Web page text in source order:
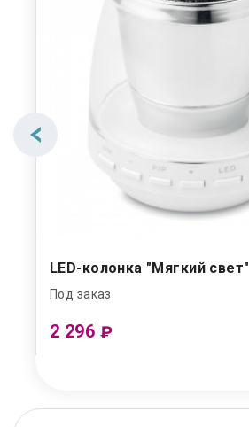
LED-колонка "Мягкий свет"
Под заказ
2 296 ₽